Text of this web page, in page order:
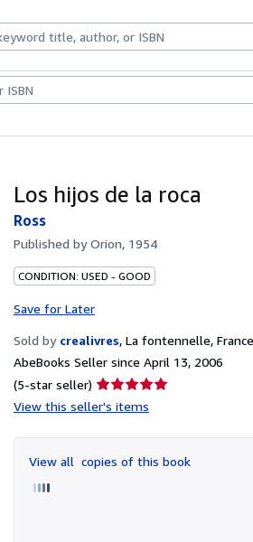
Art & Collectibles
Los hijos de la roca
Ross
Published byOrion, 1954
CONDITION: USED - GOOD
Save for Later
Sold by crealivres, La fontennelle, France
AbeBooks Seller since April 13, 2006
(5-star seller) Seller
rating
of
5
View this seller's items
View all copies of this book